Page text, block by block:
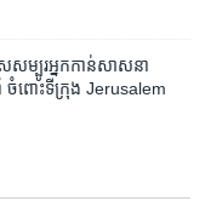
ស​សម្បូរ​អ្នក​កាន់​សាសនា​
ចំពោះ​ទីក្រុង Jerusalem